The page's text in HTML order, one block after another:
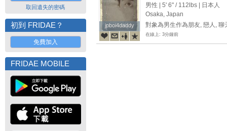
取回遺失的密碼
初到 FRIDAE？
免費加入
FRIDAE MOBILE
jpboi4daddy
jpboi4daddy
男性 | 5' 6" / 112lbs | 日本人
Osaka, Japan
對象為男生作為朋友, 戀人, 聊
在線上: 3分鐘前